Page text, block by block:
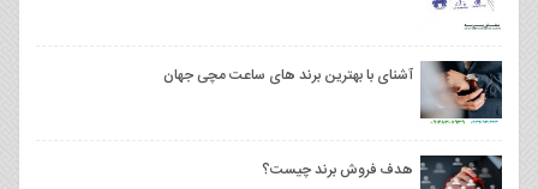
آشنای با بهترین برند های ساعت مچی جهان
هدف فروش برند چیست؟